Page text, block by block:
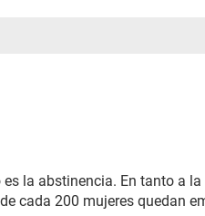
la abstinencia. En tanto a
cada 200 mujeres quedan